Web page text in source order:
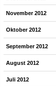
November 2012
Oktober 2012
September 2012
August 2012
Juli 2012